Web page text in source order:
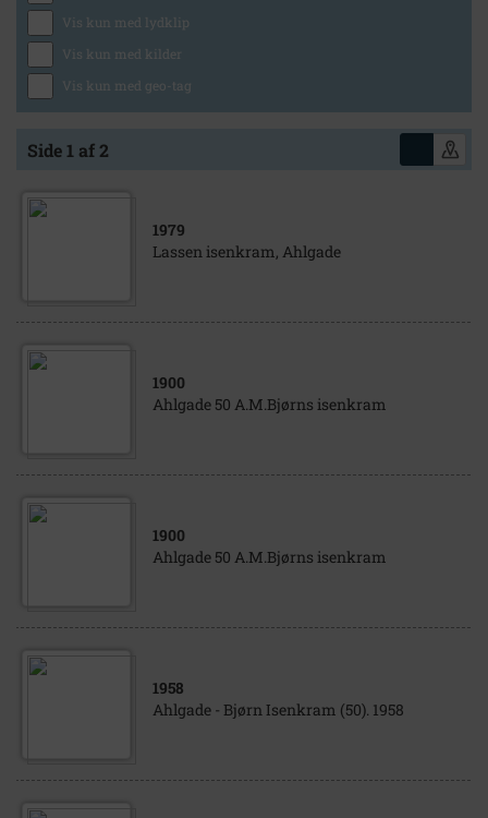
Vis kun med lydklip
Vis kun med kilder
Vis kun med geo-tag
Side 1 af 2
1979
Lassen isenkram, Ahlgade
1900
Ahlgade 50 A.M.Bjørns isenkram
1900
Ahlgade 50 A.M.Bjørns isenkram
1958
Ahlgade - Bjørn Isenkram (50). 1958